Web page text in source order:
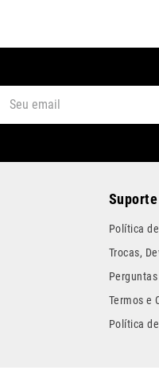
Suporte
Política
Trocas,
Termos e
Política